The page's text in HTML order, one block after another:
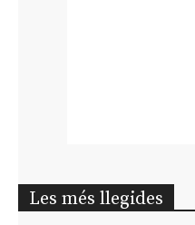
Les més llegides